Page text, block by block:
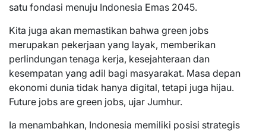
satu fondasi menuju Indonesia Emas 2045.
Kita juga akan memastikan bahwa green jobs
merupakan pekerjaan yang layak, memberikan
perlindungan tenaga kerja, kesejahteraan dan
kesempatan yang adil bagi masyarakat. Masa depan
ekonomi dunia tidak hanya digital, tetapi juga hijau.
Future jobs are green jobs, ujar Jumhur.
Ia menambahkan, Indonesia memiliki posisi strategis